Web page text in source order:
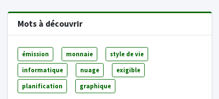
Mots à découvrir
émission monnaie style de vie
informatique nuage exigible
planification graphique